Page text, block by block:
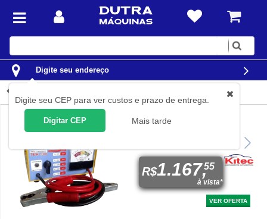
Digite
Digite seu endereço
Digite seu CEP para ver custos e prazo de entrega.
Digitar CEP Mais tarde
Testador de bateria e
R$1.167,55
à vista*
VER OFERTA